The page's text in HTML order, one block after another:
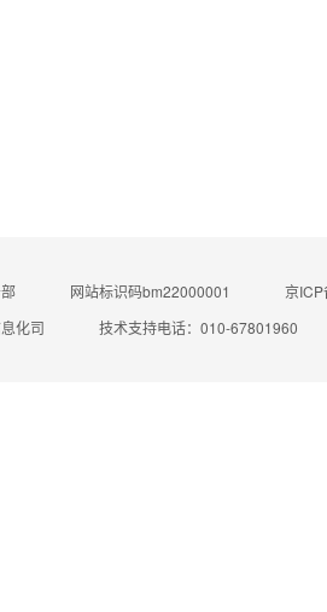
网站标识码bm22000001
京
化司
技术支持电话：010-67801960